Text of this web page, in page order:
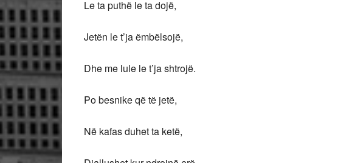
Le ta puthë le ta dojë,
Jetën le t’ja ëmbëlsojë,
Dhe me lule le t’ja shtrojë.
Po besnike që të jetë,
Në kafas duhet ta ketë,